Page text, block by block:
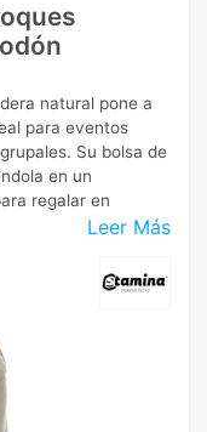
Leer Más
natural pone a
para eventos
Su bolsa de
en un
regalar en